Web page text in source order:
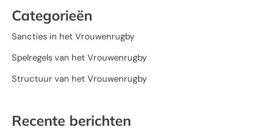
Categorieën
Sancties in het Vrouwenrugby
Spelregels van het Vrouwenrugby
Structuur van het Vrouwenrugby
Recente berichten